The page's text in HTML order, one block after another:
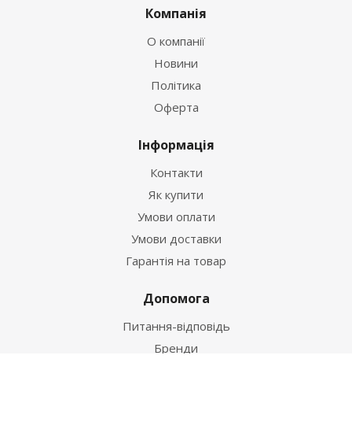
Компанія
О компанії
Новини
Політика
Оферта
Інформація
Контакти
Як купити
Умови оплати
Умови доставки
Гарантія на товар
Допомога
Питання-відповідь
Бренди